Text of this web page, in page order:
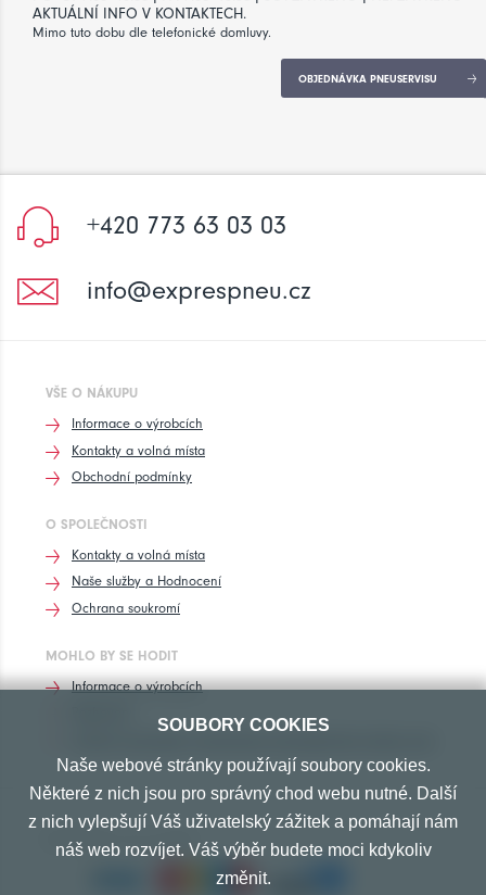
AKTUÁLNÍ INFO V KONTAKTECH.
Mimo tuto dobu dle telefonické domluvy.
OBJEDNÁVKA PNEUSERVISU
+420 773 63 03 03
info@exprespneu.cz
VŠE O NÁKUPU
Informace o výrobcích
Kontakty a volná místa
Obchodní podmínky
O SPOLEČNOSTI
Kontakty a volná místa
Naše služby a Hodnocení
Ochrana soukromí
MOHLO BY SE HODIT
Informace o výrobcích
PŘIJÍMÁME TYTO PLATBY
SOUBORY COOKIES
Naše webové stránky používají soubory cookies.
Některé z nich jsou pro správný chod webu nutné. Další
z nich vylepšují Váš uživatelský zážitek a pomáhají nám
náš web rozvíjet. Váš výběr budete moci kdykoliv
změnit.